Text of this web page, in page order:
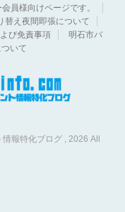
員様向けページです。
替え夜間即張について
び免責事項
明石市バ
いて
報特化ブログ , 2026 All